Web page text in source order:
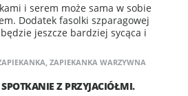
i serem może sama w sobie
Dodatek fasolki szparagowej
jeszcze bardziej sycąca i
, ZAPIEKANKA WARZYWNA
Z PRZYJACIÓŁMI.